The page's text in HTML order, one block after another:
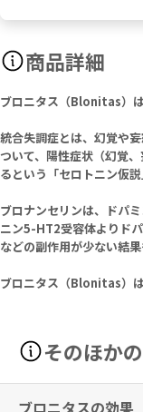
商品詳細
ブロニタス（Blonitas）は
統合失調症とは、幻覚や
ついて、陽性症状（幻覚
るという「セロトニン仮説
ブロナンセリンは、ドパ
ニン5-HT2受容体よりド
などの副作用が少ない結果
ブロニタス（Blonitas）は
そのほか
ブロニタスの効果